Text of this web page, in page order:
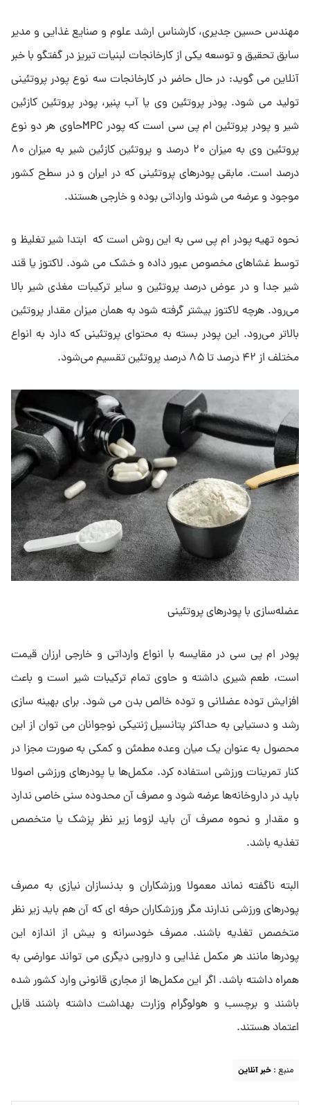
مهندس حسین جدیری، کارشناس ارشد علوم و صنایع غذایی و مدیر
سابق تحقیق و توسعه یکی از کارخانجات لبنیات تبریز در گفتگو با خبر
آنلاین می گوید: در حال حاضر در کارخانجات سه نوع پودر پروتئینی
تولید می شود. پودر پروتئین وی یا آب پنیر، پودر پروتئین کازئین
شیر و پودر پروتئین ام پی سی است که پودر MPCحاوی هر دو نوع
پروتئین وی به میزان ۲۰ درصد و پروتئین کازئین شیر به میزان ۸۰
درصد است. مابقی پودرهای پروتئینی که در ایران و در سطح کشور
موجود و عرضه می شوند وارداتی بوده و خارجی هستند.
نحوه تهیه پودر ام پی سی به این روش است که ابتدا شیر تغلیظ و
توسط غشاهای مخصوص عبور داده و خشک می شود. لاکتوز یا قند
شیر جدا و در عوض درصد پروتئین و سایر ترکیبات مغذی شیر بالا
می‌رود. هرچه لاکتوز بیشتر گرفته شود به همان میزان مقدار پروتئین
بالاتر می‌رود. این پودر بسته به محتوای پروتئینی که دارد به انواع
مختلف از ۴۲ درصد تا ۸۵ درصد پروتئین تقسیم می‌شود.
عضله‌سازی با پودرهای پروتئینی
پودر ام پی سی در مقایسه با انواع وارداتی و خارجی ارزان قیمت
است، طعم شیری داشته و حاوی تمام ترکیبات شیر است و باعث
افزایش توده عضلانی و توده خالص بدن می شود. برای بهینه سازی
رشد و دستیابی به حداکثر پتانسیل ژنتیکی نوجوانان می توان از این
محصول به عنوان یک میان وعده مطمئن و کمکی به صورت مجزا در
کنار تمرینات ورزشی استفاده کرد. مکمل‌ها یا پودرهای ورزشی اصولا
باید در داروخانه‌ها عرضه شود و مصرف آن محدوده سنی خاصی ندارد
و مقدار و نحوه مصرف آن باید لزوما زیر نظر پزشک یا متخصص
تغذیه باشد.
البته ناگفته نماند معمولا ورزشکاران و بدنسازان نیازی به مصرف
پودرهای ورزشی ندارند مگر ورزشکاران حرفه ای که آن هم باید زیر نظر
متخصص تغذیه باشند. مصرف خودسرانه و بیش از اندازه این
پودرها مانند هر مکمل غذایی و دارویی دیگری می تواند عوارضی به
همراه داشته باشد. اگر این مکمل‌ها از مجاری قانونی وارد کشور شده
باشند و برچسب و هولوگرام وزارت بهداشت داشته باشند قابل
اعتماد هستند.
منبع : خبر آنلاین